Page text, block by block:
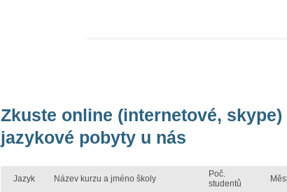
Zkuste online (internetové,
jazykové pobyty u nás
Jazyk Název kurzu a jméno školy
Poč.
studentů